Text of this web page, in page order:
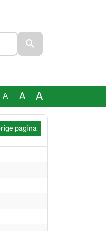
A A A
pagina